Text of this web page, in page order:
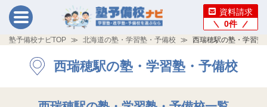
資料請求
0件
塾予備校ナビTOP 北海道の塾・学習塾・予備校 西瑞穂駅の塾・学習塾
西瑞穂駅の塾・学習塾・予備校